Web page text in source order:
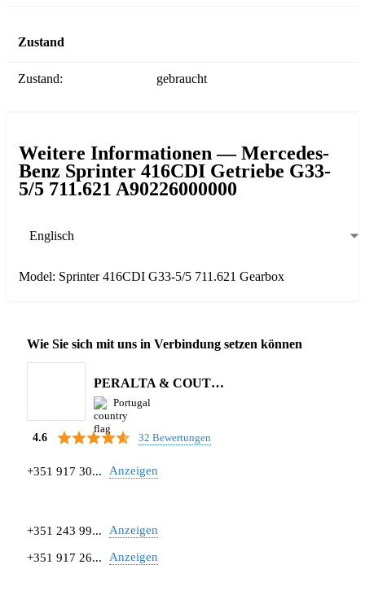
Zustand
Zustand: gebraucht
Weitere Informationen — Mercedes-
Benz Sprinter 416CDI Getriebe G33-
5/5 711.621 A90226000000
Englisch
Model: Sprinter 416CDI G33-5/5 711.621 Gearbox
Wie Sie sich mit uns in Verbindung setzen können
PERALTA & COUTINHO S.A.
Portugal
4.6 32 Bewertungen
+351 917 30... Anzeigen
+351 243 99... Anzeigen
+351 917 26... Anzeigen